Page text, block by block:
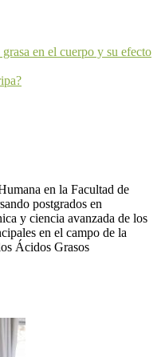
en el cuerpo y su efecto
en la Facultad de
postgrados en
y ciencia avanzada de los
en el campo de la
Ácidos Grasos